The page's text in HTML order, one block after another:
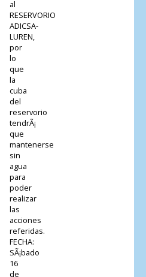
al
RESERVORIO
ADICSA-
LUREN,
por
lo
que
la
cuba
del
reservorio
tendrÃ¡
que
mantenerse
sin
agua
para
poder
realizar
las
acciones
referidas.
FECHA:
SÃ¡bado
16
de